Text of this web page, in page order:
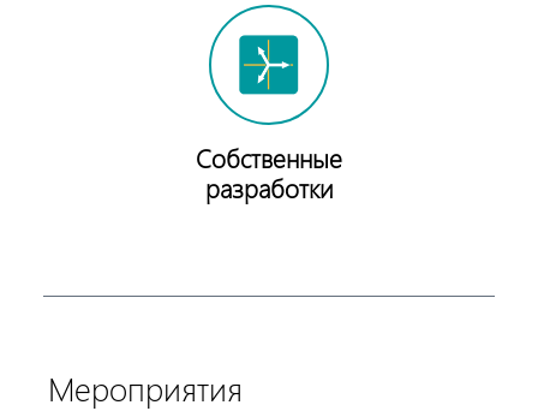
Собственные
разработки
Мероприятия